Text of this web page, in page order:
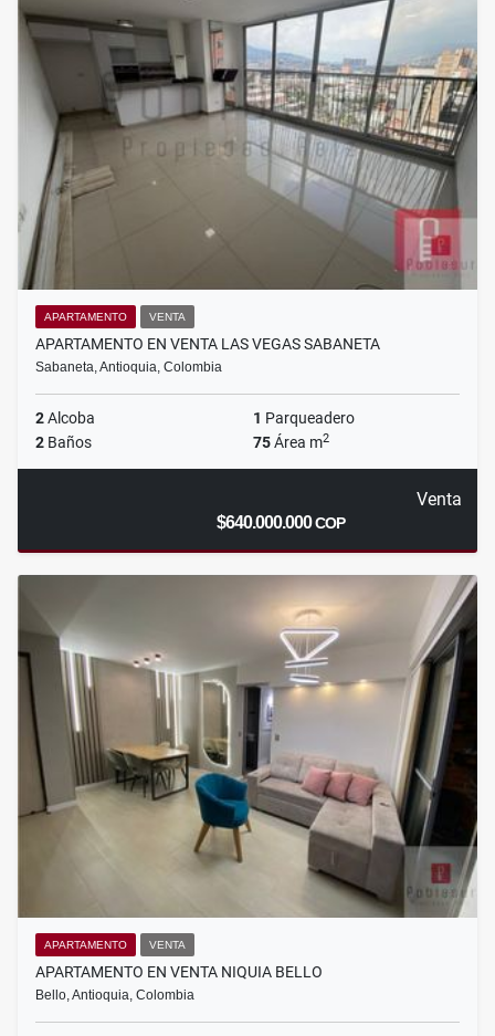
APARTAMENTO VENTA
APARTAMENTO EN VENTA LAS VEGAS SABANETA
Sabaneta, Antioquia, Colombia
2Alcoba 1 Parqueadero
2 Baños 75Área m2
Venta
$640.000.000COP
APARTAMENTO VENTA
APARTAMENTO EN VENTA NIQUIA BELLO
Bello, Antioquia, Colombia